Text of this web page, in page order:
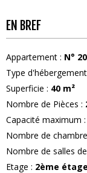
EN BREF
Appartement : N° 20
Type d'hébergement
Superficie : 40 m²
Nombre de Pièces :
Capacité maximum :
Nombre de
Nombre de salles
Etage : 2ème étage